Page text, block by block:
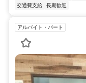
交通費支給
長期歓迎
アルバイト・パート